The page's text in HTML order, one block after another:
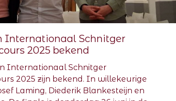
Internationaal Schnitger
2025 bekend
Internationaal Schnitger
2025 zijn bekend. In willekeurige
Laming, Diederik Blankesteijn en